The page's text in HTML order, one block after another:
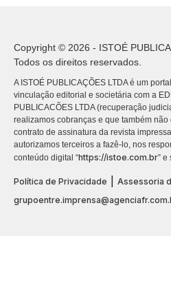
Copyright © 2026 - ISTOÉ
Todos os direitos reservados.
A ISTOÉ PUBLICAÇÕES LTDA é um
vinculação editorial e societária com a
PUBLICACÕES LTDA (recuperação
realizamos cobranças e que também
contrato de assinatura da revista
autorizamos terceiros a fazê-lo, nos
conteúdo digital “https://istoe.com.br” e
Política de Privacidade
Assessoria